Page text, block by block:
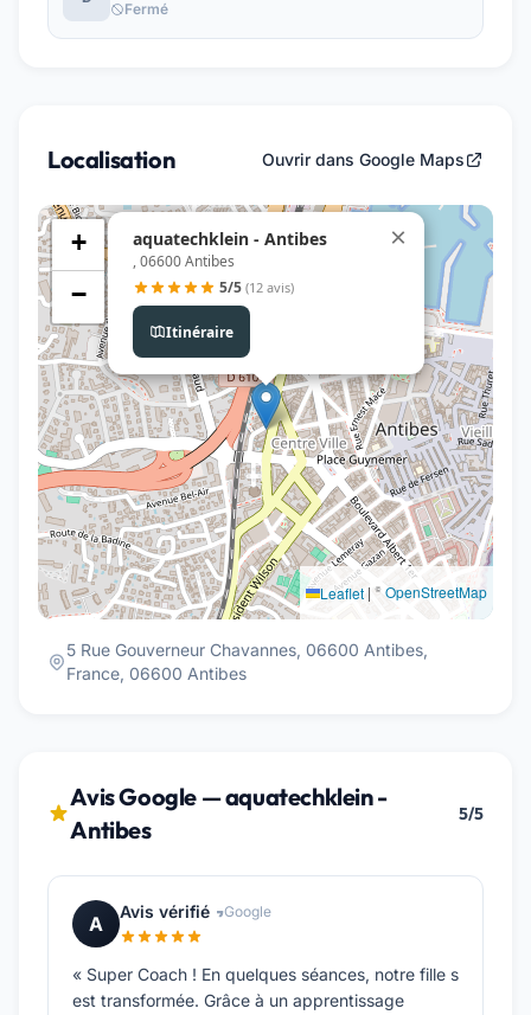
Fermé
Localisation Ouvrir dans Google Maps
aquatechklein - Antibes
, 06600 Antibes
5/5 (12 avis)
Itinéraire
×
+
−
Leaflet | © OpenStreetMap
5 Rue Gouverneur Chavannes, 06600 Antibes,
France, 06600 Antibes
Avis Google — aquatechklein -
Antibes
5/5
A
Avis vérifié Google
« Super Coach ! En quelques séances, notre fille s
est transformée. Grâce à un apprentissage